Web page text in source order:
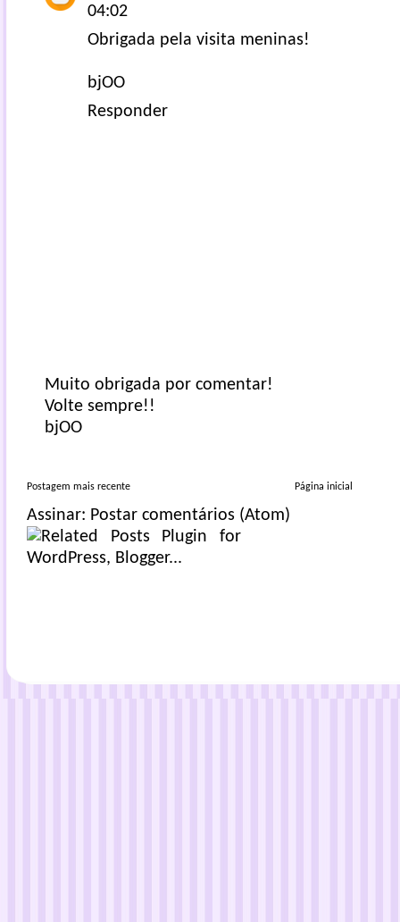
04:02
Obrigada pela visita meninas!
bjOO
Responder
Muito obrigada por comentar!
Volte sempre!!
bjOO
Postagem mais recente Página inicial
Assinar: Postar comentários (Atom)